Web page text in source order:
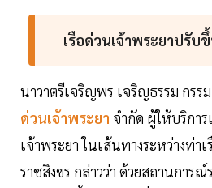
เรือด่วนเจ้าพระยาปรับ
นาวาตรีเจริญพร เจริญธรรม กรร
ด่วนเจ้าพระยา จำกัด ผู้ให้บริกา
เจ้าพระยา ในเส้นทางระหว่างท่า
ราชสิงขร กล่าวว่า ด้วยสถานการ